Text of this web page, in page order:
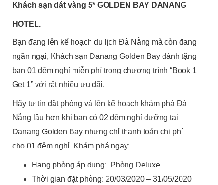
Khách sạn dát vàng 5* GOLDEN BAY DANANG
HOTEL.
Bạn đang lên kế hoạch du lịch Đà Nẵng mà còn đang
ngần ngại, Khách sạn Danang Golden Bay dành tặng
bạn 01 đêm nghỉ miễn phí trong chương trình “Book 1
Get 1” với rất nhiều ưu đãi.
Hãy tự tin đặt phòng và lên kế hoạch khám phá Đà
Nẵng lâu hơn khi bạn có 02 đêm nghỉ dưỡng tại
Danang Golden Bay nhưng chỉ thanh toán chi phí
cho 01 đêm nghỉ Khám phá ngay:
Hạng phòng áp dụng: Phòng Deluxe
Thời gian đặt phòng: 20/03/2020 – 31/05/2020